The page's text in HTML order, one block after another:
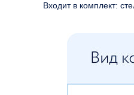
Входит в комплект: